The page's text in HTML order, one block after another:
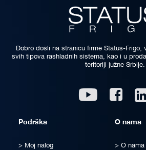
Dobro došli na stranicu firme Status-Frigo,
svih tipova rashladnih sistema, kao i u
teritoriji južne Srbije.
Youtube Facebook
Podrška
Moj nalog
O nama
O nama